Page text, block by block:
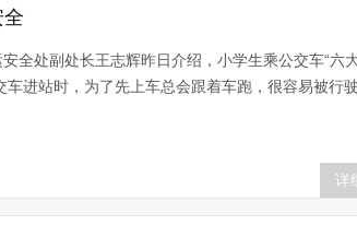
全处副处长王志辉昨日介绍，小学生乘公交车“六
进站时，为了先上车总会跟着车跑，很容易被行
详